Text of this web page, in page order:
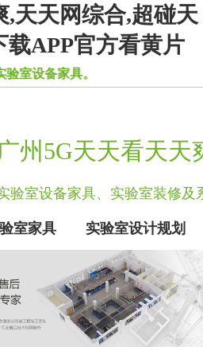
,天天网综合,超碰天
载APP官方看黄片
具。
州5G天天看天
验室设备家具、实验室装修
室家具 实验室设计规划